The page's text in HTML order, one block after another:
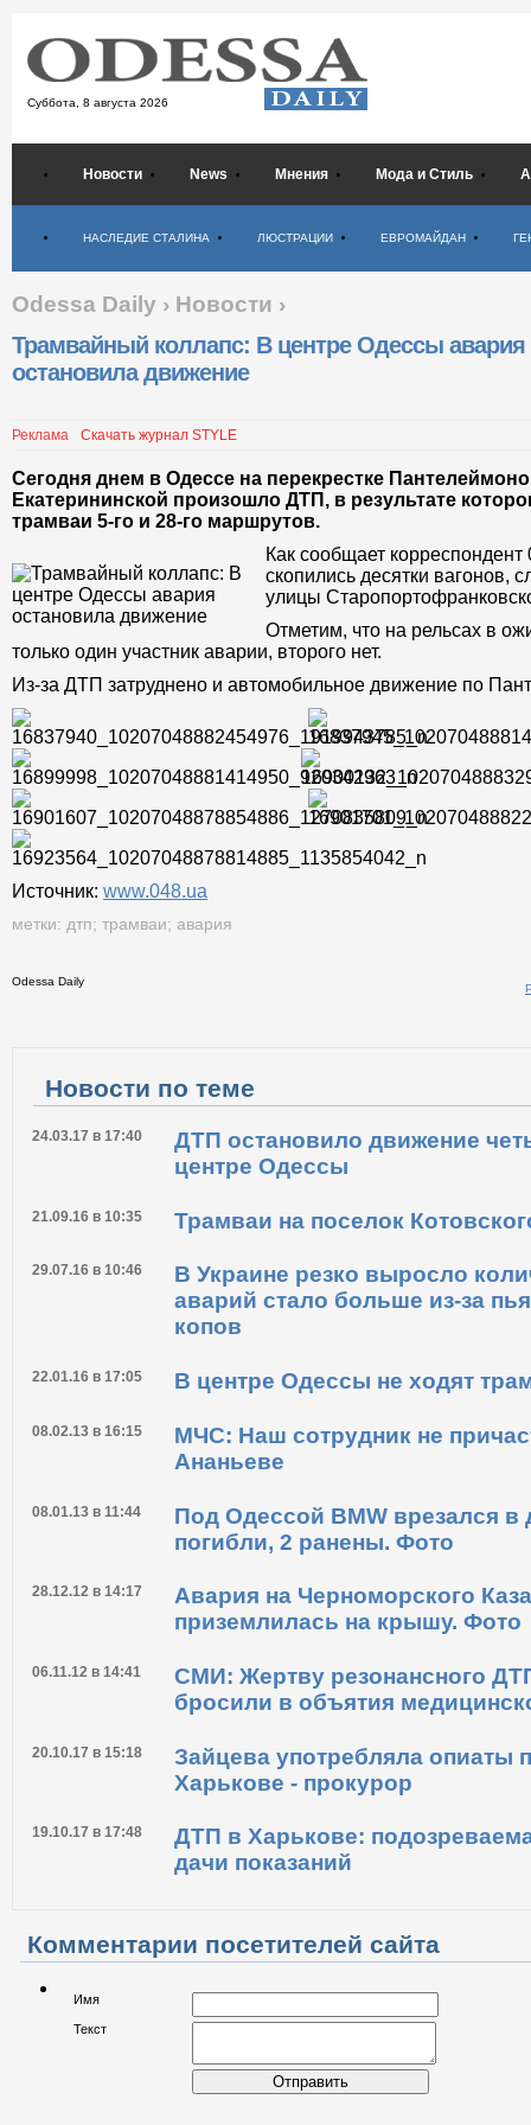
Суббота, 8 августа 2026
Новости News Мнения Мода и Стиль
НАСЛЕДИЕ СТАЛИНА ЛЮСТРАЦИИ ЕВРОМАЙДАН
Odessa Daily › Новости ›
Трамвайный коллапс: В центре Одессы авария
остановила движение
Реклама Скачать журнал STYLE
Сегодня днем в Одессе на перекрестке
Екатерининской произошло ДТП, в результате
трамваи 5-го и 28-го маршрутов.
Как сообщает
скопились десятки вагонов,
улицы
Отметим, что на рельсах в
только один участник аварии, второго нет.
Из-за ДТП затруднено и автомобильное движение по
Источник: www.048.ua
метки: дтп; трамваи; авария
Odessa Daily
Новости по теме
24.03.17 в 17:40
ДТП остановило движение
центре Одессы
Трамваи на поселок
аварий стало больше из-за
копов
В центре Одессы не ходят
08.02.13 в 16:15
МЧС: Наш сотрудник не
Ананьеве
08.01.13 в 11:44
Под Одессой BMW врезался в
погибли, 2 ранены. Фото
28.12.12 в 14:17
Авария на Черноморского
приземлилась на крышу. Фото
06.11.12 в 14:41
СМИ: Жертву резонансного
бросили в объятия
20.10.17 в 15:18
Зайцева употребляла опиаты
Харькове - прокурор
дачи показаний
Комментарии посетителей сайта